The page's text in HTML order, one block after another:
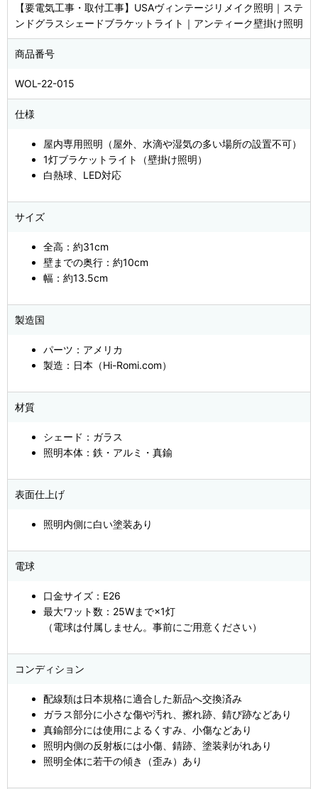
【要電気工事・取付工事】USAヴィンテージリメイク照明｜ステ
ンドグラスシェードブラケットライト｜アンティーク壁掛け照明
商品番号
WOL-22-015
仕様
屋内専用照明（屋外、水滴や湿気の多い場所の設置不可）
1灯ブラケットライト（壁掛け照明）
白熱球、LED対応
サイズ
全高：約31cm
壁までの奥行：約10cm
幅：約13.5cm
製造国
パーツ：アメリカ
製造：日本（Hi-Romi.com）
材質
シェード：ガラス
照明本体：鉄・アルミ・真鍮
表面仕上げ
照明内側に白い塗装あり
電球
口金サイズ：E26
最大ワット数：25Wまで×1灯
（電球は付属しません。事前にご用意ください）
コンディション
配線類は日本規格に適合した新品へ交換済み
ガラス部分に小さな傷や汚れ、擦れ跡、錆び跡などあり
真鍮部分には使用によるくすみ、小傷などあり
照明内側の反射板には小傷、錆跡、塗装剥がれあり
照明全体に若干の傾き（歪み）あり